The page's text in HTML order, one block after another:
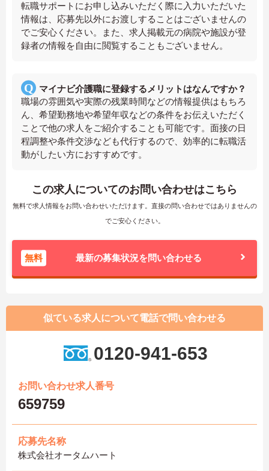
転職サポートにお申し込みいただく際に入力いただいた
情報は、応募先以外にお渡しすることはございませんの
でご安心ください。また、求人掲載元の病院や施設が登
録者の情報を自由に閲覧することもございません。
マイナビ介護職に登録するメリットはなんですか？
職場の雰囲気や実際の残業時間などの情報提供はもちろ
ん、希望勤務地や希望年収などの条件をお伝えいただく
ことで他の求人をご紹介することも可能です。面接の日
程調整や条件交渉なども代行するので、効率的に転職活
動がしたい方におすすめです。
この求人についてのお問い合わせはこちら
無料で求人情報をお問い合わせいただけます。直接の問い合わせではありませんの
でご安心ください。
無料 最新の募集状況を問い合わせる
似ている求人について電話で問い合わせる
0120-941-653
お問い合わせ求人番号
659759
応募先名称
株式会社オータムハート